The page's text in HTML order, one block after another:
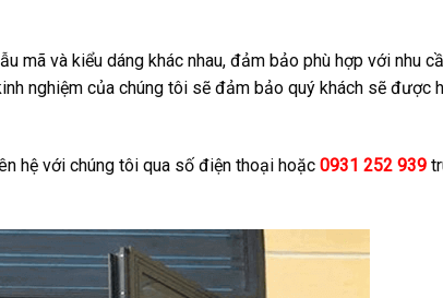
mã và kiểu dáng khác nhau, đảm bảo phù hợp với nhu
nghiệm của chúng tôi sẽ đảm bảo quý khách sẽ được
hệ với chúng tôi qua số điện thoại hoặc 0931 252 939